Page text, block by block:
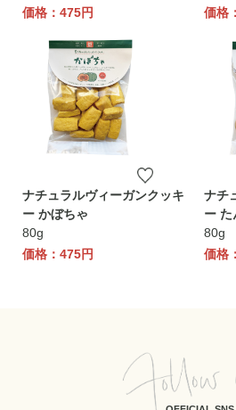
価格：475円
価格
ナチュラルヴィーガンクッキ
ー かぼちゃ
80g
価格：475円
ナチ
ー た
80g
価格